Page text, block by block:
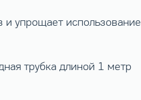
и упрощает использование
трубка длиной 1 метр